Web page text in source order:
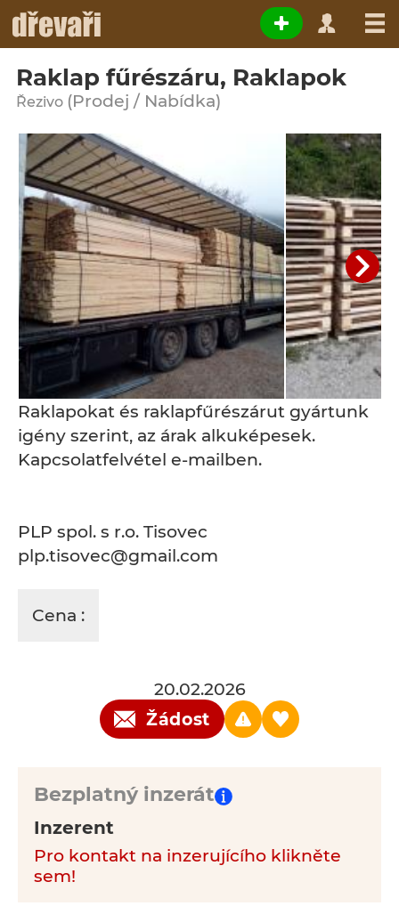
Raklap fűrészáru, Raklapok
Řezivo (Prodej / Nabídka)
Raklapokat és raklapfűrészárut gyártunk
igény szerint, az árak alkuképesek.
Kapcsolatfelvétel e-mailben.
PLP spol. s r.o. Tisovec
plp.tisovec@gmail.com
Cena :
20.02.2026
Žádost
Bezplatný inzerát
Inzerent
Pro kontakt na inzerujícího klikněte
sem!